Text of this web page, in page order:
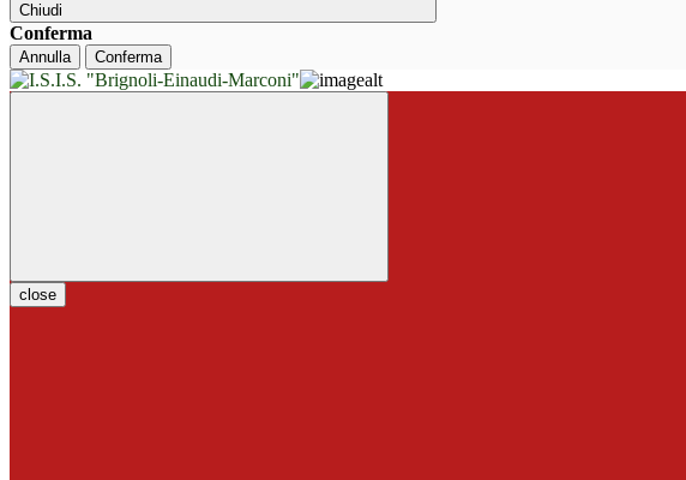
Chiudi
Conferma
Annulla Conferma
close